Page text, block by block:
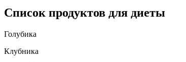
Список продуктов для диеты
Голубика
Клубника